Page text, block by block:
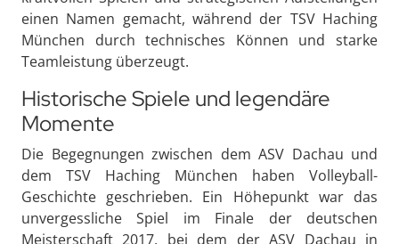
einen Namen gemacht, während der TSV Haching
München durch technisches Können und starke
Teamleistung überzeugt.
Historische Spiele und legendäre
Momente
Die Begegnungen zwischen dem ASV Dachau und
dem TSV Haching München haben Volleyball-
Geschichte geschrieben. Ein Höhepunkt war das
unvergessliche Spiel im Finale der deutschen
Meisterschaft 2017, bei dem der ASV Dachau in